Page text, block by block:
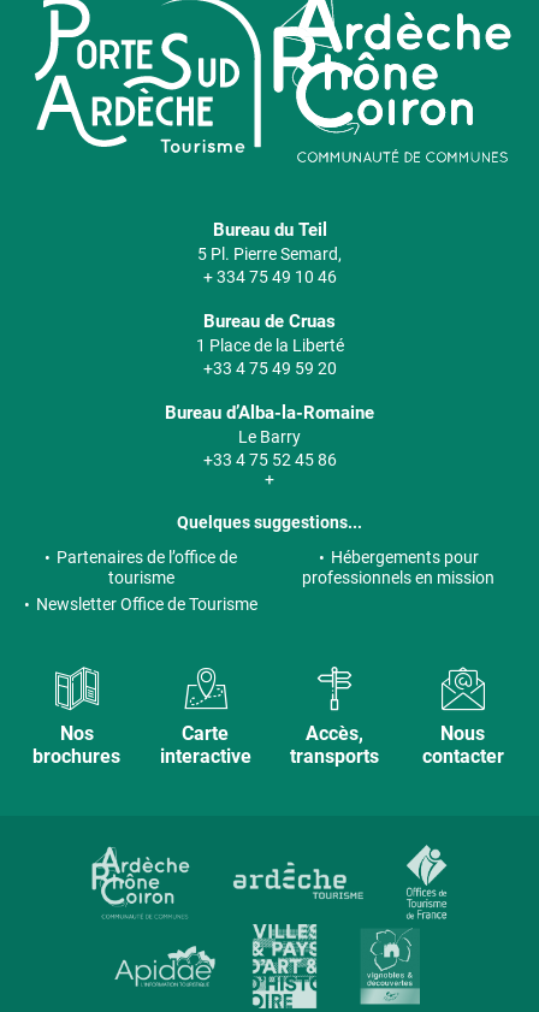
Bureau du Teil
5 Pl. Pierre Semard,
+ 334 75 49 10 46
Bureau de Cruas
1 Place de la Liberté
+33 4 75 49 59 20
Bureau d’Alba-la-Romaine
Le Barry
+33 4 75 52 45 86
+
Quelques suggestions...
Partenaires de l’office de
tourisme
Hébergements pour
professionnels en mission
Newsletter Office de Tourisme
Nos
brochures
Carte
interactive
Accès,
transports
Nous
contacter